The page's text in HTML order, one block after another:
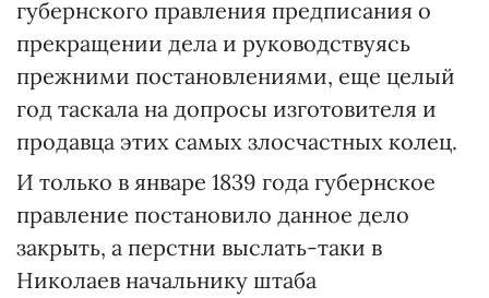
губернского правления предписания о
прекращении дела и руководствуясь
прежними постановлениями, еще целый
год таскала на допросы изготовителя и
продавца этих самых злосчастных колец.
И только в январе 1839 года губернское
правление постановило данное дело
закрыть, а перстни выслать-таки в
Николаев начальнику штаба